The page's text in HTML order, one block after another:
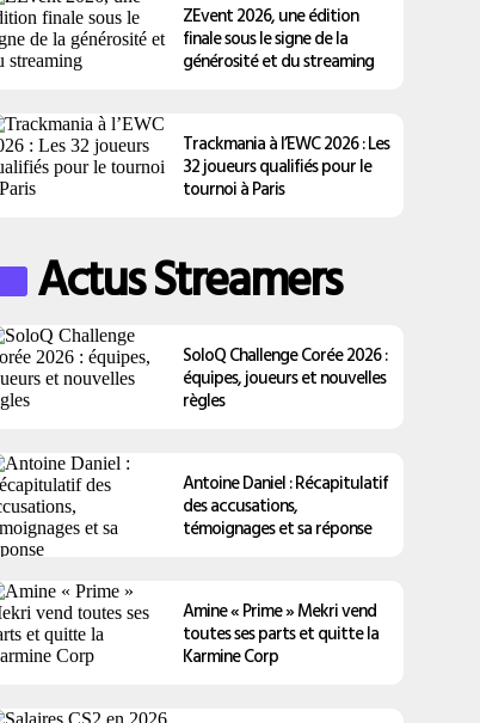
ZEvent 2026, une édition
finale sous le signe de la
générosité et du streaming
Trackmania à l’EWC 2026 : Les
32 joueurs qualifiés pour le
tournoi à Paris
Actus Streamers
SoloQ Challenge Corée 2026 :
équipes, joueurs et nouvelles
règles
Antoine Daniel : Récapitulatif
des accusations,
témoignages et sa réponse
Amine « Prime » Mekri vend
toutes ses parts et quitte la
Karmine Corp